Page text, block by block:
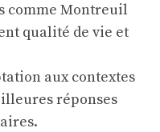
comme Montreuil
qualité de vie et
aux contextes
réponses